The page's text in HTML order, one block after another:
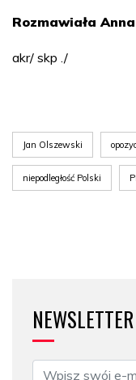
Rozmawiała
akr/ skp ./
Jan Olszewski
niepodległość Polski
NEWSLETTER